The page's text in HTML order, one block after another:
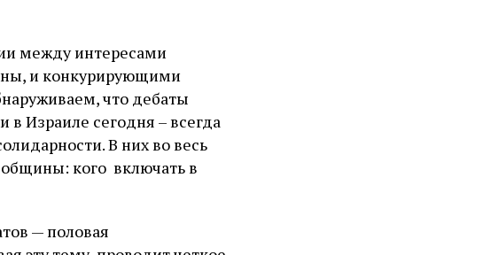
между интересами
и конкурирующими
что дебаты
в Израиле сегодня – всегда
В них во весь
общины: кого включать в
— половая